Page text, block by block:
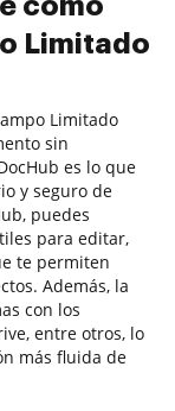
cómo
Limitado
Limitado
sin
es lo que
y seguro de
puedes
para editar,
te permiten
Además, la
con los
entre otros, lo
más fluida de